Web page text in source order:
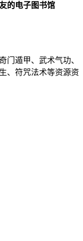
的电子图书馆
门遁甲、武术气功、
、符咒法术等资源资